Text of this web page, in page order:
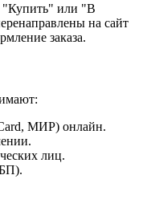
"Купить" или "В
на сайт
заказа.
МИР) онлайн.
лиц.